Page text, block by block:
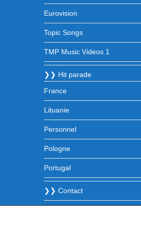
Eurovision
Topic Songs
TMP Music Videos 1
❯❯ Hit parade
France
Lituanie
Personnel
Pologne
Portugal
❯❯ Contact